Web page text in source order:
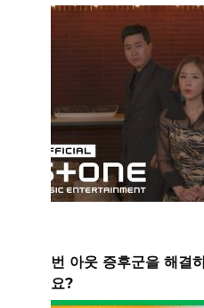
번 아웃 증후군을 해결
요?